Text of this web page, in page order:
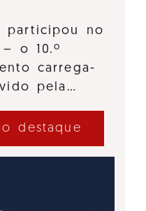
participou no
– o 10.º
carrega-
pela…
destaque